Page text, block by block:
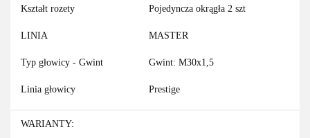
Kształt rozety Pojedyncza okrągła 2 szt
LINIA MASTER
Typ głowicy - Gwint Gwint: M30x1,5
Linia głowicy Prestige
WARIANTY: